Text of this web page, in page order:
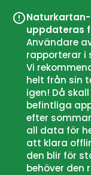
uppdateras
Användare
rapporterar i
Vi
helt från sin
igen! Då
befintliga
efter
all data för
att klara
den blir för
behöver den